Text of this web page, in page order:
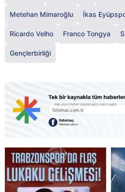
Metehan Mimaroğlu İkas
Ricardo Velho Franco Tongya
Gençlerbirliği